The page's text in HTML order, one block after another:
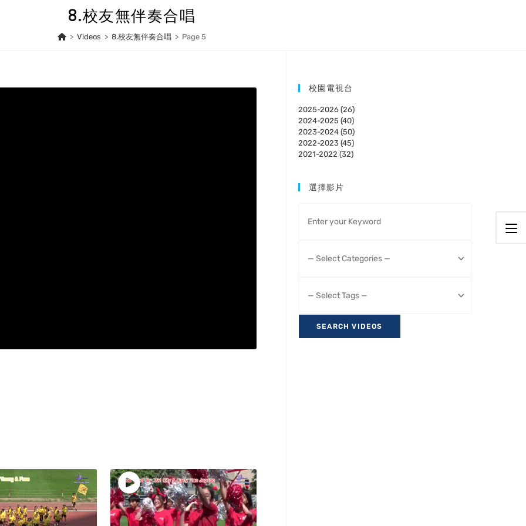
8.校友無伴奏合唱
> Videos > 8.校友無伴奏合唱 > Page 5
校園電視台
2025-2026 (26)
2024-2025 (40)
2023-2024 (50)
2022-2023 (45)
2021-2022 (32)
選擇影片